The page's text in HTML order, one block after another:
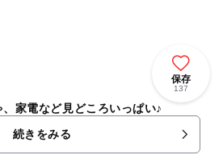
保存
137
家電など見どころいっぱい♪
続きをみる